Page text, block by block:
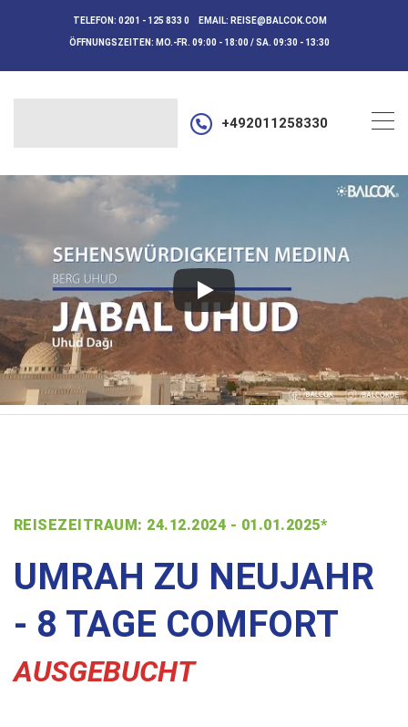
TELEFON: 0201 - 125 833 0 EMAIL: REISE@BALCOK.COM
ÖFFNUNGSZEITEN: MO.-FR. 09:00 - 18:00 / SA. 09:30 - 13:30
+492011258330
REISEZEITRAUM: 24.12.2024 - 01.01.2025*
UMRAH ZU NEUJAHR
- 8 TAGE COMFORT
AUSGEBUCHT